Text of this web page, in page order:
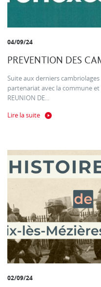
04/09/24
PREVENTION DES
Suite aux derniers
partenariat avec la commune
REUNION DE...
Lire la suite
02/09/24